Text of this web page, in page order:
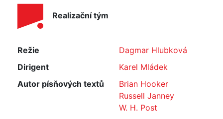
Realizační tým
Režie
Dagmar Hlubková
Dirigent
Karel Mládek
Autor písňových textů
Brian Hooker
Russell Janney
W. H. Post